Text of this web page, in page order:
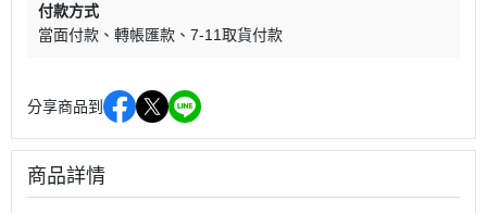
付款方式
當面付款
轉帳匯款 7-11取貨付款
分享商品到
商品詳情